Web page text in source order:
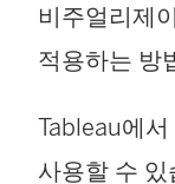
비주얼리제
적용하는 방
Tableau에
사용할 수 있